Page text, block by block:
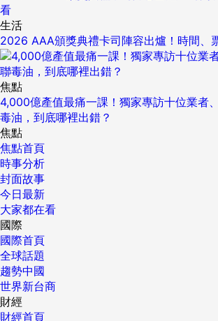
生活
2026 AAA頒獎典禮卡司陣容出爐！時間、
焦點
4,000億產值最痛一課！獨家專訪十位業者
毒油，到底哪裡出錯？
焦點
焦點首頁
時事分析
封面故事
今日最新
大家都在看
國際
國際首頁
全球話題
趨勢中國
世界新台商
財經
財經首頁